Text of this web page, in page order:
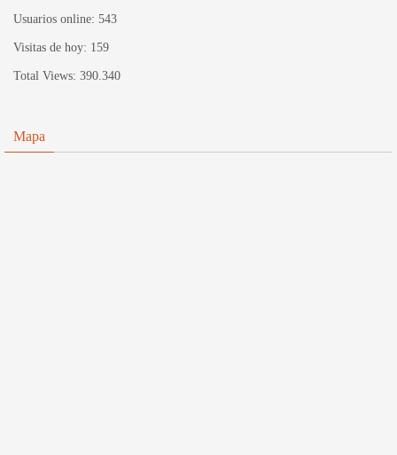
Usuarios online: 543
Visitas de hoy: 159
Total Views: 390.340
Mapa